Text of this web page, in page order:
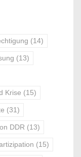
(14)
(13)
Krise (15)
(31)
DDR (13)
(15)